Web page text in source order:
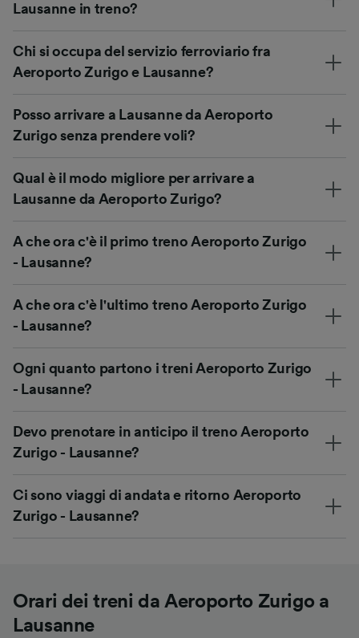
Lausanne in treno?
Chi si occupa del servizio ferroviario fra
Aeroporto Zurigo e Lausanne?
Posso arrivare a Lausanne da Aeroporto
Zurigo senza prendere voli?
Qual è il modo migliore per arrivare a
Lausanne da Aeroporto Zurigo?
A che ora c'è il primo treno Aeroporto Zurigo
- Lausanne?
A che ora c'è l'ultimo treno Aeroporto Zurigo
- Lausanne?
Ogni quanto partono i treni Aeroporto Zurigo
- Lausanne?
Devo prenotare in anticipo il treno Aeroporto
Zurigo - Lausanne?
Ci sono viaggi di andata e ritorno Aeroporto
Zurigo - Lausanne?
Orari dei treni da Aeroporto Zurigo a
Lausanne